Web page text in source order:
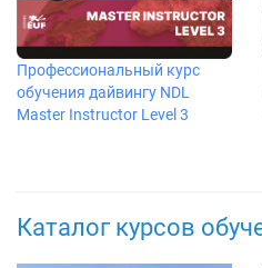
Профессиональный курс
обучения дайвингу NDL
Master Instructor Level 3
Каталог курсов